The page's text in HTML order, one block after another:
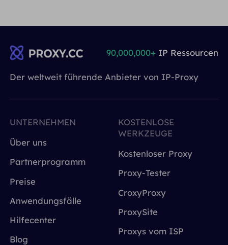
Der weltweit führende Anbieter von IP-Proxy
90,000,000+ IP Ressourcen
UNTERNEHMEN
Über uns
Partnerprogramm
Preise
Anwendungsfälle
Hilfecenter
Blog
KOSTENLOSE
WERKZEUGE
Kostenloser Proxy
Proxy-Tester
CroxyProxy
ProxySite
Proxys vom ISP